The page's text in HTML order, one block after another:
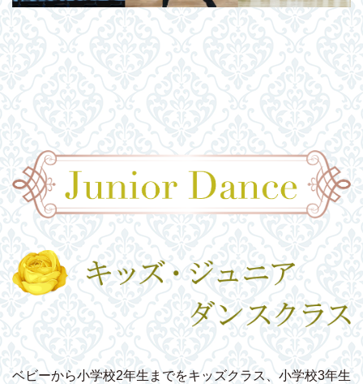
ベビーから小学校2年生までをキッズクラス、小学校3年生